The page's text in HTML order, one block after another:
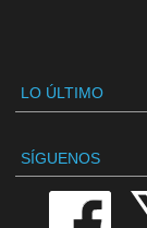
LO ÚLTIMO
SÍGUENOS